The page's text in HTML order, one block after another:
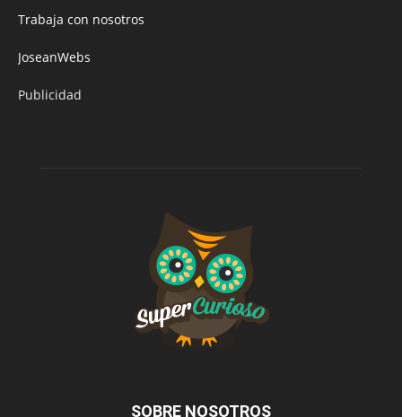
Trabaja con nosotros
JoseanWebs
Publicidad
SOBRE NOSOTROS